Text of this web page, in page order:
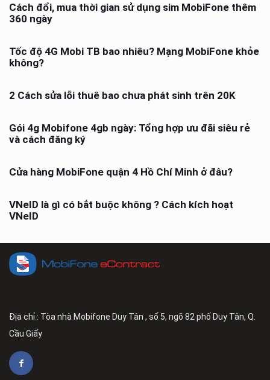
Cách đổi, mua thời gian sử dụng sim MobiFone thêm
360 ngày
Tốc độ 4G Mobi TB bao nhiêu? Mạng MobiFone khỏe
không?
2 Cách sửa lỗi thuê bao chưa phát sinh trên 20K
Gói 4g Mobifone 4gb ngày: Tổng hợp ưu đãi siêu rẻ
và cách đăng ký
Cửa hàng MobiFone quận 4 Hồ Chí Minh ở đâu?
VNeID là gì có bắt buộc không ? Cách kích hoạt
VNeID
Địa chỉ : Tòa nhà Mobifone Duy Tân , số 5, ngõ 82 phố Duy Tân, Q.
Cầu Giấy